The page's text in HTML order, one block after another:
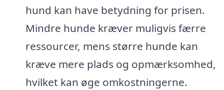
hund kan have betydning for prisen.
Mindre hunde kræver muligvis færre
ressourcer, mens større hunde kan
kræve mere plads og opmærksomhed,
hvilket kan øge omkostningerne.